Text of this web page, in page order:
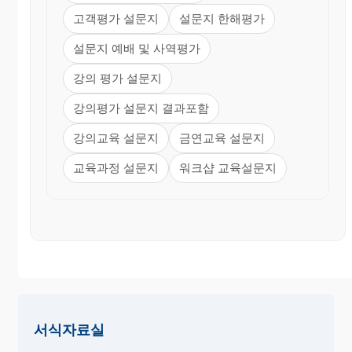
고객평가 설문지 설문지 한해평가
설문지 예배 및 사역평가
강의 평가 설문지
강의평가 설문지 결과포함
강의교육 설문지 금연교육 설문지
교육과정 설문지 워크샵 교육설문지
서식자료실